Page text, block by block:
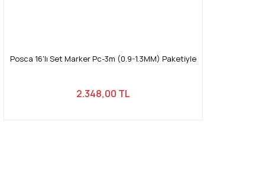
Posca 16'lı Set Marker Pc-3m (0.9-1.3MM) Paketiyle
2.348,00 TL